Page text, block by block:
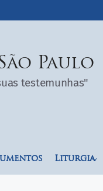
Paulo
testemunhas"
Liturgia